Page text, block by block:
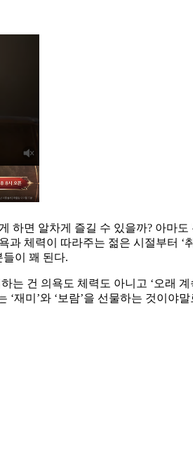
하면 알차게 즐길 수 있을까? 아마
과 체력이 따라주는 젊은 시절부터
이 꽤 된다.
는 건 의욕도 체력도 아니고 ‘오래
‘재미’와 ‘보람’을 선물하는 것이야